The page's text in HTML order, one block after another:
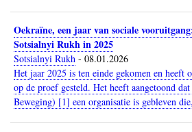
Oekraïne, een jaar van sociale
Sotsialnyi Rukh in 2025
Sotsialnyi Rukh - 08.01.2026
Het jaar 2025 is ten einde gekomen en heeft
op de proef gesteld. Het heeft aangetoond
Beweging) [1] een organisatie is gebleven